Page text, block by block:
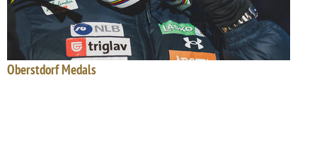
Oberstdorf Medals